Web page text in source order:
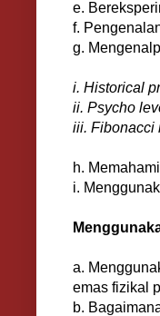
e.
f.
g.
i. Historical
ii. Psycho
iii. Fibonacci
h.
i.
a.
emas fizikal
b.